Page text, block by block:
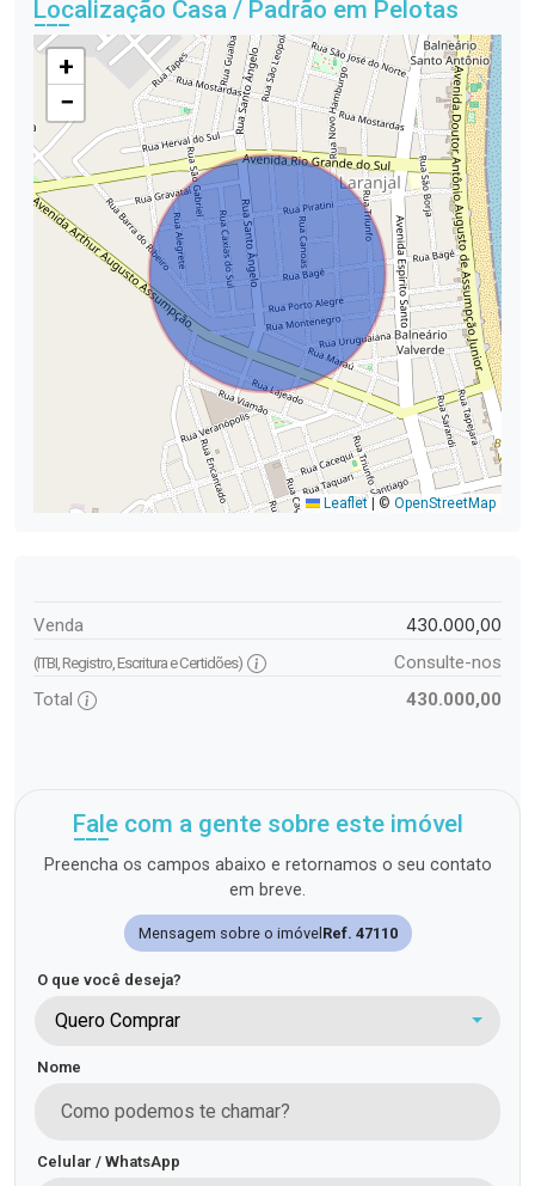
Localização Casa / Padrão em Pelotas
+
−
Leaflet © OpenStreetMap
Venda 430.000,00
(ITBI, Registro, Escritura e Certidões)
Consulte-nos
Total
430.000,00
Fale com a gente sobre este imóvel
Preencha os campos abaixo e retornamos o seu contato
em breve.
Mensagem sobre o imóvel Ref. 47110
O que você deseja?
Quero Comprar
Nome
Celular / WhatsApp